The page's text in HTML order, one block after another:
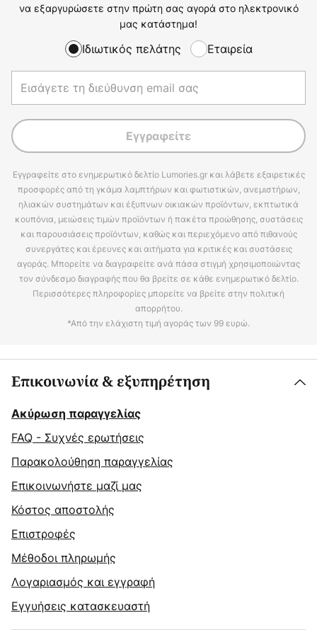
να εξαργυρώσετε στην πρώτη σας αγορά στο ηλεκτρονικό
μας κατάστημα!
Ιδιωτικός πελάτης Εταιρεία
Εγγραφείτε
Εγγραφείτε στο ενημερωτικό δελτίο Lumories.gr και λάβετε εξαιρετικές
προσφορές από τη γκάμα λαμπτήρων και φωτιστικών, ανεμιστήρων,
ηλιακών συστημάτων και έξυπνων οικιακών προϊόντων, εκπτωτικά
κουπόνια, μειώσεις τιμών προϊόντων ή πακέτα προώθησης, συστάσεις
και παρουσιάσεις προϊόντων, καθώς και περιεχόμενο από πιθανούς
συνεργάτες και έρευνες και αιτήματα για κριτικές και συστάσεις
αγοράς. Μπορείτε να διαγραφείτε ανά πάσα στιγμή χρησιμοποιώντας
τον σύνδεσμο διαγραφής που θα βρείτε σε κάθε ενημερωτικό δελτίο.
Περισσότερες πληροφορίες μπορείτε να βρείτε στην πολιτική
απορρήτου.
*Από την ελάχιστη τιμή αγοράς των 99 ευρώ.
Επικοινωνία & εξυπηρέτηση
Ακύρωση παραγγελίας
FAQ - Συχνές ερωτήσεις
Παρακολούθηση παραγγελίας
Επικοινωνήστε μαζί μας
Κόστος αποστολής
Επιστροφές
Μέθοδοι πληρωμής
Λογαριασμός και εγγραφή
Εγγυήσεις κατασκευαστή